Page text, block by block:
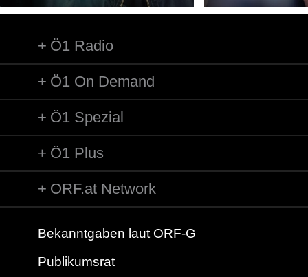
Ö1 Radio
Ö1 On Demand
Ö1 Spezial
Ö1 Plus
ORF.at Network
Bekanntgaben laut ORF-G
Publikumsrat